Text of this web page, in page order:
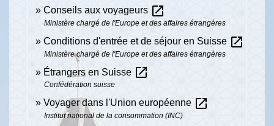
Conseils aux voyageurs open_in_new
Ministère chargé de l'Europe et des affaires étrangères
Conditions d'entrée et de séjour en Suisse open_in_new
Ministère chargé de l'Europe et des affaires étrangères
Étrangers en Suisse open_in_new
Confédération suisse
Voyager dans l'Union européenne open_in_new
Institut national de la consommation (INC)